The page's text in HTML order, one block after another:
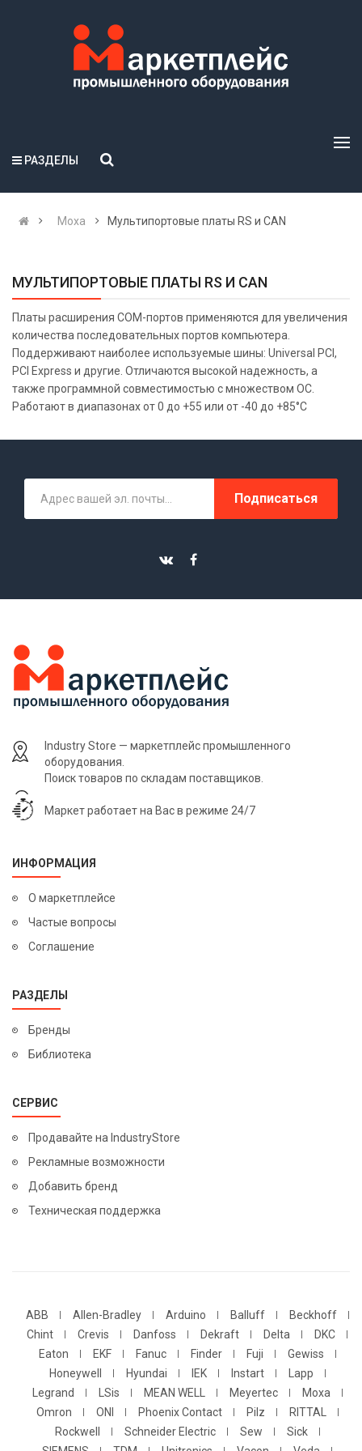
РАЗДЕЛЫ
Moxa Мультипортовые платы RS и CAN
МУЛЬТИПОРТОВЫЕ ПЛАТЫ RS И CAN
Платы расширения COM-портов применяются для увеличения
количества последовательных портов компьютера.
Поддерживают наиболее используемые шины: Universal PCI,
PCI Express и другие. Отличаются высокой надежность, а
также программной совместимостью с множеством ОС.
Работают в диапазонах от 0 до +55 или от -40 до +85°C
Подписаться
Industry Store — маркетплейс промышленного
оборудования.
Поиск товаров по складам поставщиков.
Маркет работает на Вас в режиме 24/7
ИНФОРМАЦИЯ
О маркетплейсе
Частые вопросы
Соглашение
РАЗДЕЛЫ
Бренды
Библиотека
СЕРВИС
Продавайте на IndustryStore
Рекламные возможности
Добавить бренд
Техническая поддержка
ABB Allen-Bradley Arduino Balluff
Beckhoff
Chint
Crevis Danfoss Dekraft Delta
DKC
Eaton
EKF Fanuc Finder Fuji
Gewiss
Honeywell
Hyundai IEK Instart
Lapp
Legrand
LSis MEAN WELL Meyertec
Moxa
Omron
ONI Phoenix Contact Pilz
RITTAL
Rockwell
Schneider Electric Sew
Sick